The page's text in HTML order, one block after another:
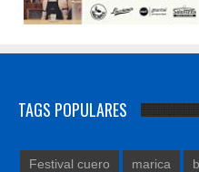
TAGS POPULARES
Festival cuero marica